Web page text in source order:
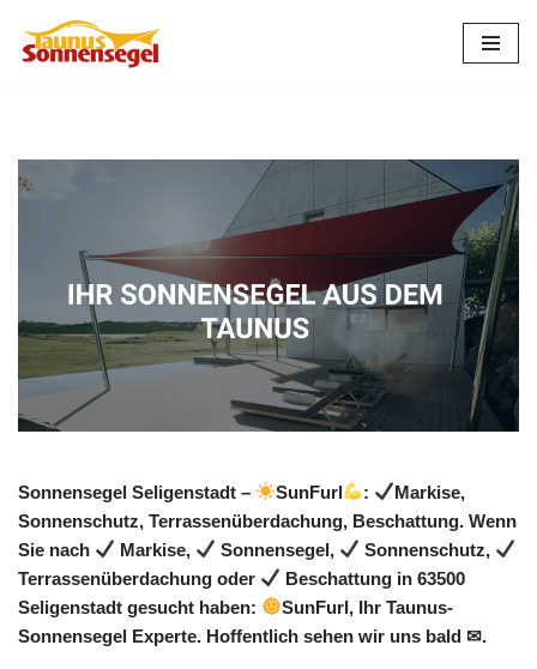
Zum
Sonnensegel Seligenstadt – SunFurl :
Markise,
Sonnenschutz, Terrassenüberdachung, Beschattung. Wenn
Sie nach
Markise, Sonnensegel,
Sonnenschutz,
Terrassenüberdachung oder
Beschattung in 63500
Seligenstadt gesucht haben:
SunFurl, Ihr Taunus-
Sonnensegel Experte. Hoffentlich sehen wir uns bald ✉.